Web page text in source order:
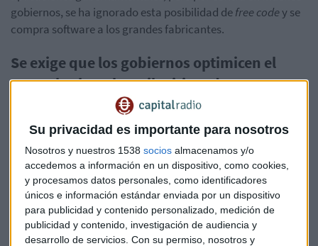
Su privacidad es importante para nosotros
Nosotros y nuestros 1538 socios almacenamos y/o
accedemos a información en un dispositivo, como cookies,
y procesamos datos personales, como identificadores
únicos e información estándar enviada por un dispositivo
para publicidad y contenido personalizado, medición de
publicidad y contenido, investigación de audiencia y
desarrollo de servicios. Con su permiso, nosotros y
gobiernos, se ha ignorado esta posibilidad defree codey se
compra software a los grandes fabricantes.
Se exige que los gobiernos optimicen el
control sobre el uso ilegitimo de Internet
Pero para que el derecho de acceso no se convierta en un
territorio donde todo vale, se exige que los gobiernos
optimicen el control sobre el uso ilegitimo de Internet
máxime si se utiliza inteligencia artificial (IA). La Autoridad
de Protección de Datos del Reino Unido, elaboró la guía
Explaining decisions made with AI”, donde se relacionaron
los conceptos del funcionamiento de la IA y su impacto en
las personas.